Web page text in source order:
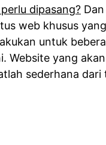
dipasang?
web khusus
untuk
Website yang
sederhana